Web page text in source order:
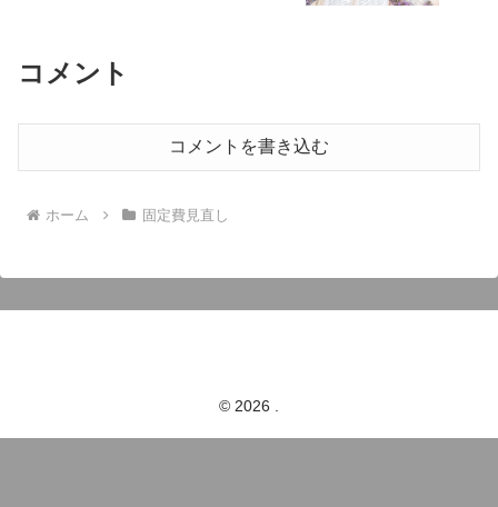
コメント
コメントを書き込む
ホーム 固定費見直し
© 2026 .